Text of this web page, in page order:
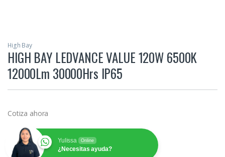
High Bay
HIGH BAY LEDVANCE VALUE 120W 6500K
12000Lm 30000Hrs IP65
Cotiza ahora
Yulissa Online
¿Necesitas ayuda?